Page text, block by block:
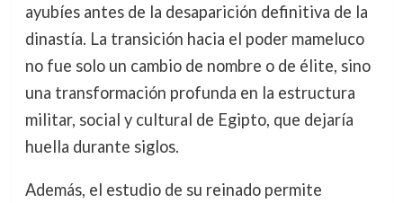
ayubíes antes de la desaparición definitiva de la
dinastía. La transición hacia el poder mameluco
no fue solo un cambio de nombre o de élite, sino
una transformación profunda en la estructura
militar, social y cultural de Egipto, que dejaría
huella durante siglos.
Además, el estudio de su reinado permite